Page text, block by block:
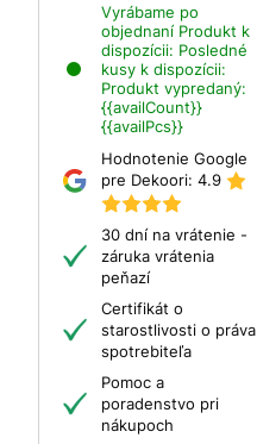
Vyrábame po
objednaní Produkt k
dispozícii: Posledné
kusy k dispozícii:
Produkt vypredaný:
{{availCount}}
{{availPcs}}
Hodnotenie Google
pre Dekoori: 4.9
30 dní na vrátenie -
záruka vrátenia
peňazí
Certifikát o
starostlivosti o práva
spotrebiteľa
Pomoc a
poradenstvo pri
nákupoch